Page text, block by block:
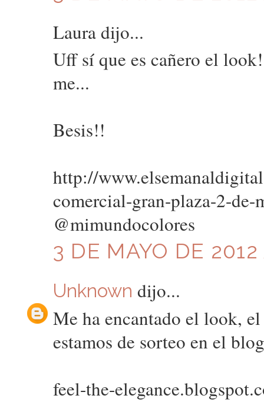
Laura dijo...
Uff sí que es cañero el
me...
Besis!!
http://
comercial-gran-plaza-2-de-
@mimundocolores
3 DE MAYO DE
Unknown dijo...
Me ha encantado el look,
estamos de sorteo en el
feel-the-